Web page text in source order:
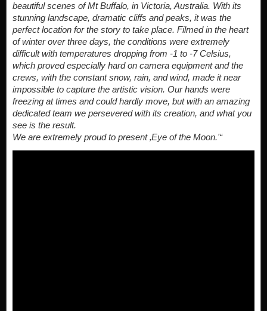
beautiful scenes of Mt Buffalo, in Victoria, Australia. With its
stunning landscape, dramatic cliffs and peaks, it was the
perfect location for the story to take place. Filmed in the heart
of winter over three days, the conditions were extremely
difficult with temperatures dropping from -1 to -7 Celsius,
which proved especially hard on camera equipment and the
crews, with the constant snow, rain, and wind, made it near
impossible to capture the artistic vision. Our hands were
freezing at times and could hardly move, but with an amazing
dedicated team we persevered with its creation, and what you
see is the result.
We are extremely proud to present ‚Eye of the Moon.'“